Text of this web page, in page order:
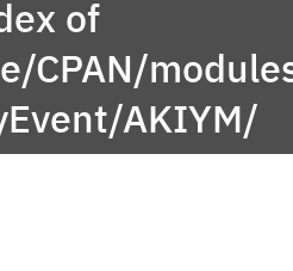
of
CPAN/
AKIYM/